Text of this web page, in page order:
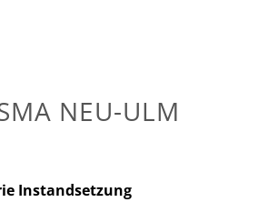
NEU-ULM
Instandsetzung